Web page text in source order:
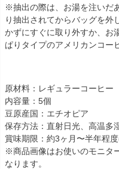
※抽出の際は、お湯を注いだ
り抽出されてからバッグを外
かずにすぐに取り外すか、お
ぱりタイプのアメリカンコー
原材料：レギュラーコーヒー
内容量：5個
豆原産国：エチオピア
保存方法：直射日光、高温多
賞味期限：約3ヶ月〜半年程
※商品画像はお使いのモニタ
なります。